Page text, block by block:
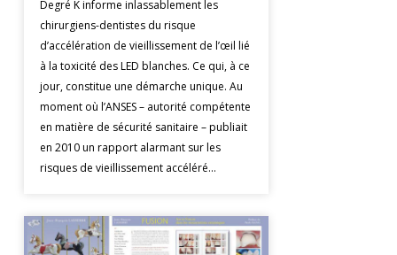
Degré K informe inlassablement les
chirurgiens-dentistes du risque
d’accélération de vieillissement de l’œil lié
à la toxicité des LED blanches. Ce qui, à ce
jour, constitue une démarche unique. Au
moment où l’ANSES – autorité compétente
en matière de sécurité sanitaire – publiait
en 2010 un rapport alarmant sur les
risques de vieillissement accéléré…